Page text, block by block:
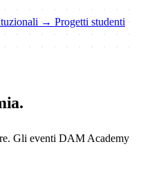
→ Progetti studenti
.
Gli eventi DAM Academy